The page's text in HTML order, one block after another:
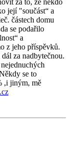
její "součást“ a
částech domu
se podařilo
a
z jeho příspěvků.
za nadbytečnou.
se to
,i jiným, mě